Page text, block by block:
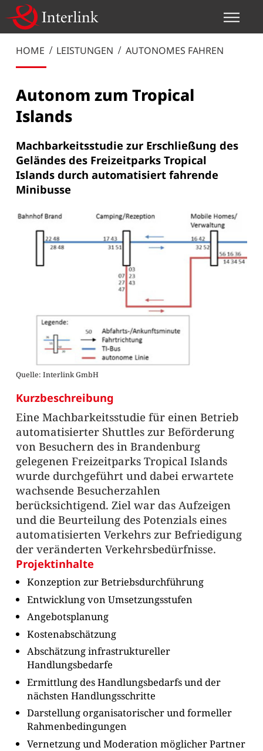
HOME LEISTUNGEN AUTONOMES FAHREN
Autonom zum Tropical
Islands
Machbarkeitsstudie zur Erschließung des
Geländes des Freizeitparks Tropical
Islands durch automatisiert fahrende
Minibusse
Quelle: Interlink GmbH
Kurzbeschreibung
Eine Machbarkeitsstudie für einen Betrieb
automatisierter Shuttles zur Beförderung
von Besuchern des in Brandenburg
gelegenen Freizeitparks Tropical Islands
wurde durchgeführt und dabei erwartete
wachsende Besucherzahlen
berücksichtigend. Ziel war das Aufzeigen
und die Beurteilung des Potenzials eines
automatisierten Verkehrs zur Befriedigung
der veränderten Verkehrsbedürfnisse.
Projektinhalte
Konzeption zur Betriebsdurchführung
Entwicklung von Umsetzungsstufen
Angebotsplanung
Kostenabschätzung
Abschätzung infrastruktureller
Handlungsbedarfe
Ermittlung des Handlungsbedarfs und der
nächsten Handlungsschritte
Darstellung organisatorischer und formeller
Rahmenbedingungen
Vernetzung und Moderation möglicher Partner